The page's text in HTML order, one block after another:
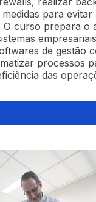
para evitar
O curso prepara o
de gestão
processos
das